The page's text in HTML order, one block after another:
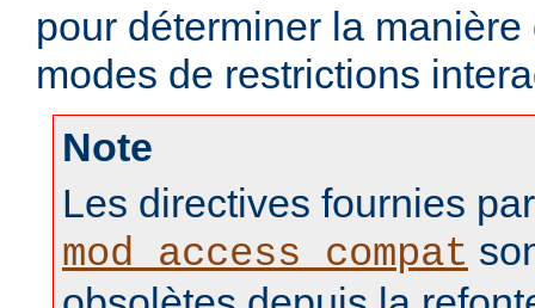
pour déterminer la
modes de restrictions
Note
Les directives fournies
mod_access_compat